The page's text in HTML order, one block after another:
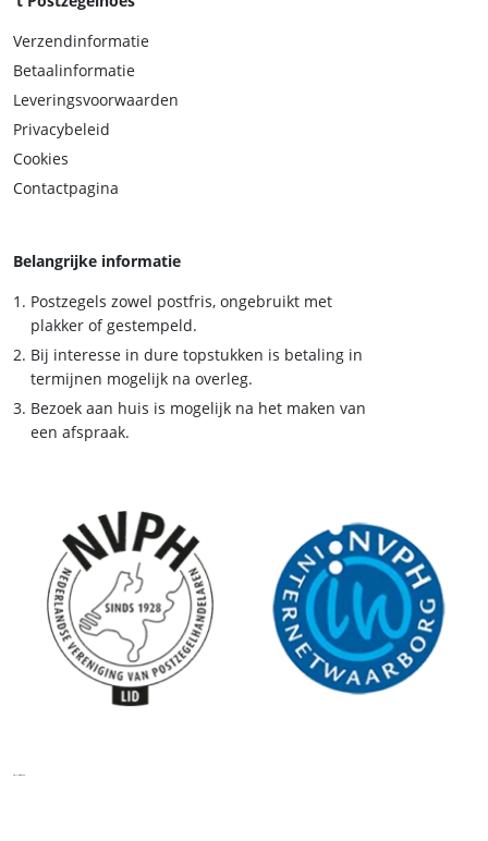
Verzendinformatie
Betaalinformatie
Leveringsvoorwaarden
Privacybeleid
Cookies
Contactpagina
Belangrijke informatie
Postzegels zowel postfris, ongebruikt met
plakker of gestempeld.
Bij interesse in dure topstukken is betaling in
termijnen mogelijk na overleg.
Bezoek aan huis is mogelijk na het maken van
een afspraak.